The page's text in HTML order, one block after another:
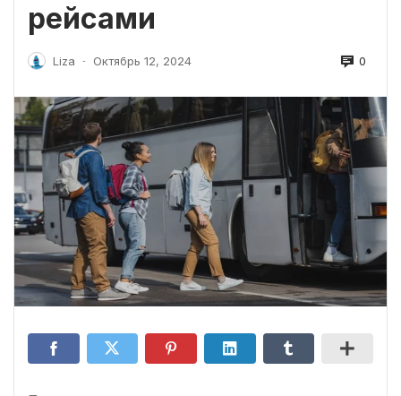
рейсами
Liza - Октябрь 12, 2024 0